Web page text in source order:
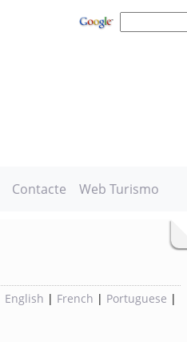
Contacte Web Turismo
English | French | Portuguese |